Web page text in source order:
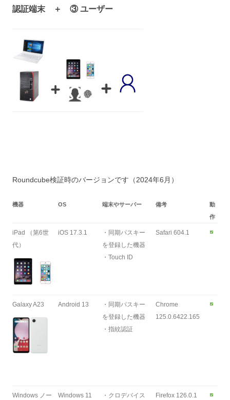
認証端末 ＋ ③ ユーザー
Roundcube検証時のバージョンです（2024年6月）
機器 OS 端末やサーバー 備考
動
作
iPad （第6世
代）
iOS 17.3.1
・同期パスキー
を登録した機器
・Touch ID
Safari 604.1
Galaxy A23 Android 13
・同期パスキー
を登録した機器
・指紋認証
Chrome
125.0.6422.165
Windows ノー
Windows 11
・クロデバイス
Firefox 126.0.1